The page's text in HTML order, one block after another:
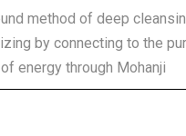
method of deep
by connecting to the
energy through Mohanji